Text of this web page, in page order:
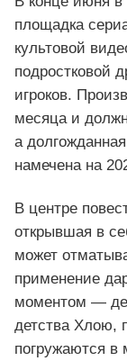
площадка
культовой
подростковой
игроков.
месяца и
а
намечена на
В центре
открывшая в
может
применение
моментом —
детства Хлою,
погружаются в